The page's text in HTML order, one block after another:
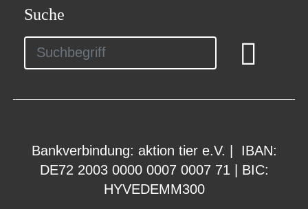
Suche
Bankverbindung: aktion tier e.V. | IBAN:
DE72 2003 0000 0007 0007 71 | BIC:
HYVEDEMM300